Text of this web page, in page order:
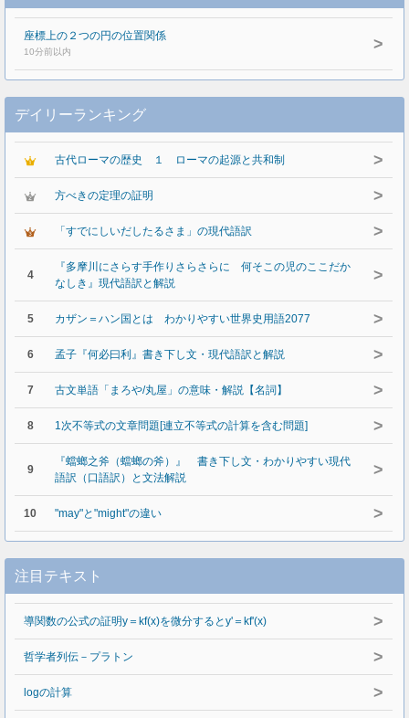
座標上の２つの円の位置関係
10分前以内 >
デイリーランキング
古代ローマの歴史 １ ローマの起源と共和制 >
方べきの定理の証明 >
「すでにしいだしたるさま」の現代語訳 >
4
『多摩川にさらす手作りさらさらに 何そこの児のここだか
なしき』現代語訳と解説
>
5 カザン＝ハン国とは わかりやすい世界史用語2077 >
6 孟子『何必曰利』書き下し文・現代語訳と解説 >
7 古文単語「まろや/丸屋」の意味・解説【名詞】 >
8 1次不等式の文章問題[連立不等式の計算を含む問題] >
9
『蟷螂之斧（蟷螂の斧）』 書き下し文・わかりやすい現代
語訳（口語訳）と文法解説
>
10 "may"と"might"の違い >
注目テキスト
導関数の公式の証明y＝kf(x)を微分するとy'＝kf'(x) >
哲学者列伝－プラトン >
logの計算 >